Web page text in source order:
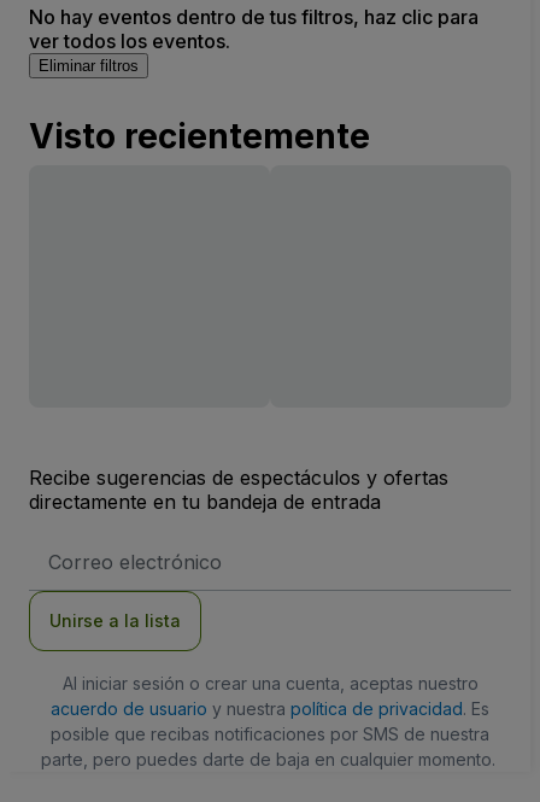
No hay eventos dentro de tus filtros, haz clic para
ver todos los eventos.
Eliminar filtros
Visto recientemente
Recibe sugerencias de espectáculos y ofertas
directamente en tu bandeja de entrada
de
Unirse a la lista
Al iniciar sesión o crear una cuenta, aceptas nuestro
acuerdo de usuario y nuestra política de privacidad. Es
posible que recibas notificaciones por SMS de nuestra
parte, pero puedes darte de baja en cualquier momento.